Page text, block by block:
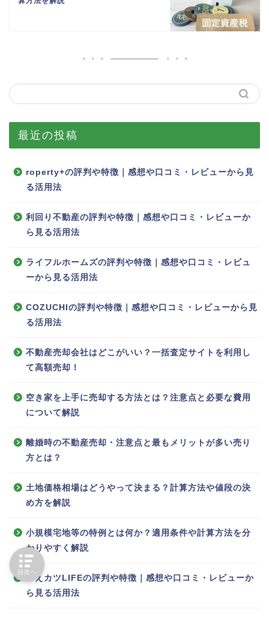
最近の投稿
roperty+の評判や特徴｜感想や口コミ・レビューから見
る活用法
利回り不動産の評判や特徴｜感想や口コミ・レビューか
ら見る活用法
ライフルホームズの評判や特徴｜感想や口コミ・レビュ
ーから見る活用法
COZUCHIの評判や特徴｜感想や口コミ・レビューから見
る活用法
不動産売却会社はどこがいい？一括査定サイトを利用し
て高額売却！
空き家を上手に売却する方法とは？注意点と必要な費用
について解説
離婚時の不動産売却・注意点と最もメリットが多い売り
方とは？
土地価格相場はどうやって決まる？計算方法や値段の決
め方を解説
小規模宅地等の特例とは何か？適用条件や計算方法を分
かりやすく解説
いえカツLIFEの評判や特徴｜感想や口コミ・レビューか
ら見る活用法
目次へ